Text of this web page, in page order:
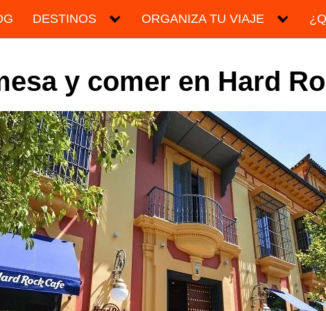
DESTINOS ORGANIZA TU VIAJE
y comer en Hard